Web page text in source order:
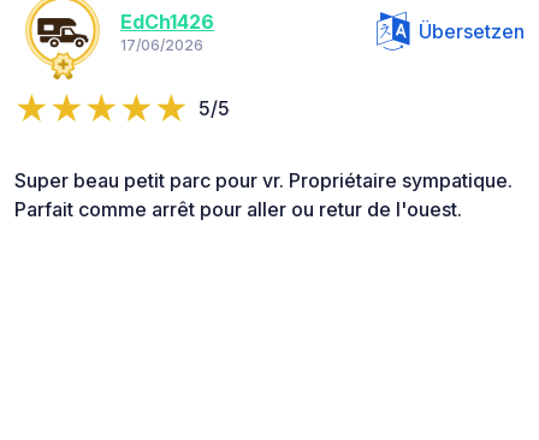
EdCh1426
17/06/2026
Übersetzen
5/5
Super beau petit parc pour vr. Propriétaire sympatique.
Parfait comme arrêt pour aller ou retur de l'ouest.